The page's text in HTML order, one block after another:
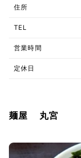
住所
TEL
営業時間
定休日
麺屋 丸宮